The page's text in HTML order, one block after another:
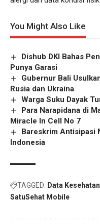
You Might Also Like
Dishub DKI Bahas
Punya Garasi
Gubernur Bali
Rusia dan Ukraina
Warga Suku Dayak
Para Narapidana di
Miracle In Cell No 7
Bareskrim Antisipasi
Indonesia
TAGGED: Data Kesehatan
SatuSehat Mobile